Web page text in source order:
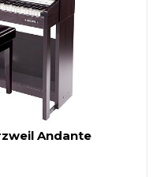
Andante